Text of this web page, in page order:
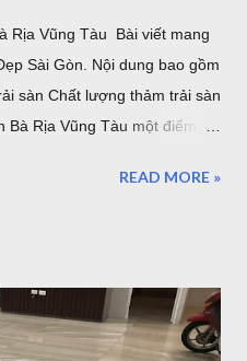
Rịa Vũng Tàu Bài viết mang
Sài Gòn. Nội dung bao gồm
sàn Chất lượng thảm trải sàn
Rịa Vũng Tàu một điểm
đi và khám phá hết vùng
Tàu...Dịch vụ ăn uống
Châu hay chỗ nghỉ ngơi rất
READ MORE »